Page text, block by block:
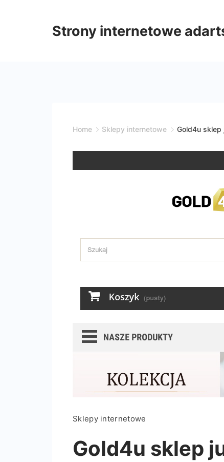
Strony internetowe
Home Sklepy internetowe Gold4u sklep
Sklepy internetowe
Gold4u sklep